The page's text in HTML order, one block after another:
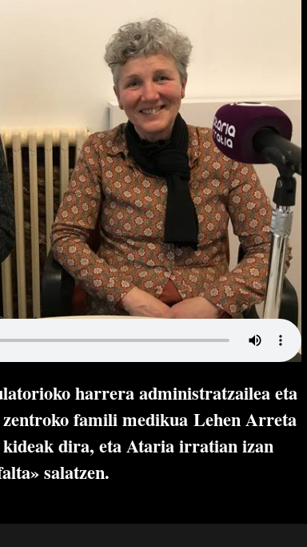
harrera administratzailea eta
famili medikua Lehen Arreta
dira, eta Ataria irratian izan
salatzen.